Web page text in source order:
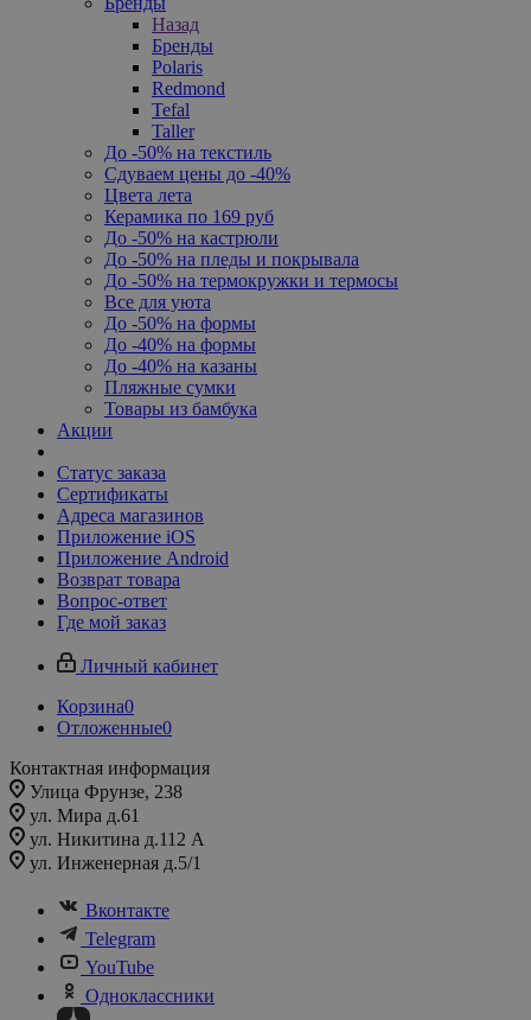
Назад
Бренды
Polaris
Redmond
Tefal
Taller
До -50% на текстиль
Сдуваем цены до -40%
Цвета лета
Керамика по 169 руб
До -50% на кастрюли
До -50% на пледы и покрывала
До -50% на термокружки и термосы
Все для уюта
До -50% на формы
До -40% на формы
До -40% на казаны
Пляжные сумки
Товары из бамбука
Акции
Статус заказа
Сертификаты
Адреса магазинов
Приложение iOS
Приложение Android
Возврат товара
Вопрос-ответ
Где мой заказ
Личный кабинет
Корзина0
Отложенные0
Контактная информация
Улица Фрунзе, 238​
ул. Мира д.61
ул. Никитина д.112 А
ул. Инженерная д.5/1
Вконтакте
Telegram
YouTube
Одноклассники